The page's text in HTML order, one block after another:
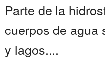
Parte de la
cuerpos de agua
y lagos....